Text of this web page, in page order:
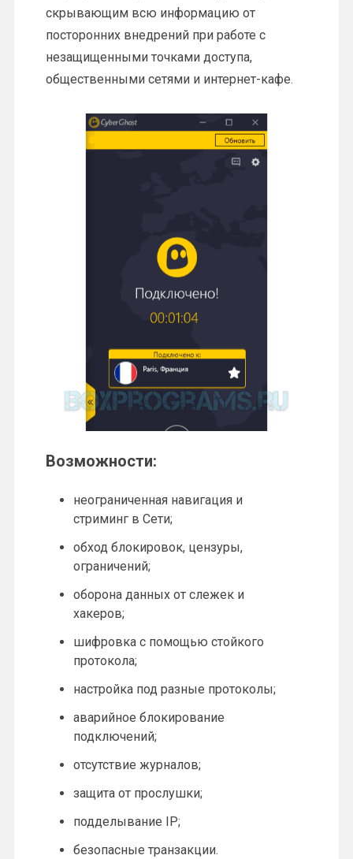
скрывающим всю информацию от
посторонних внедрений при работе с
незащищенными точками доступа,
общественными сетями и интернет-кафе.
Возможности:
неограниченная навигация и
стриминг в Сети;
обход блокировок, цензуры,
ограничений;
оборона данных от слежек и
хакеров;
шифровка с помощью стойкого
протокола;
настройка под разные протоколы;
аварийное блокирование
подключений;
отсутствие журналов;
защита от прослушки;
подделывание IP;
безопасные транзакции.